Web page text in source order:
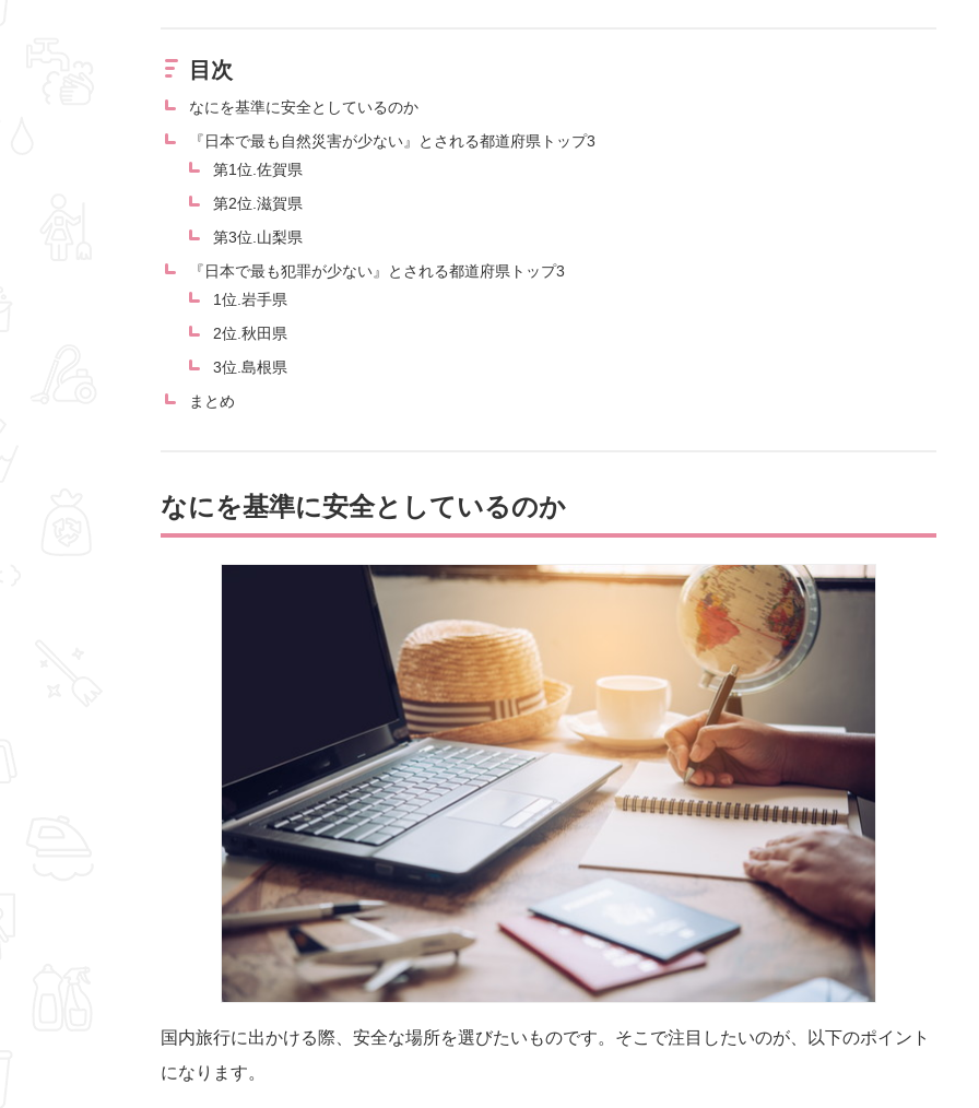
目次
なにを基準に安全としているのか
『日本で最も自然災害が少ない』とされる都道府県トップ3
第1位.佐賀県
第2位.滋賀県
第3位.山梨県
『日本で最も犯罪が少ない』とされる都道府県トップ3
1位.岩手県
2位.秋田県
3位.島根県
まとめ
なにを基準に安全としているのか
国内旅行に出かける際、安全な場所を選びたいものです。そこで注目したいのが、以下のポイント
になります。